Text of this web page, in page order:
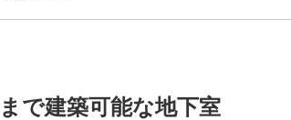
で建築可能な地下室